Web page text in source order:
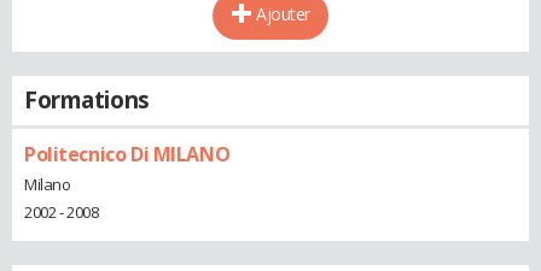
Ajouter
Formations
Politecnico Di MILANO
Milano
2002 - 2008